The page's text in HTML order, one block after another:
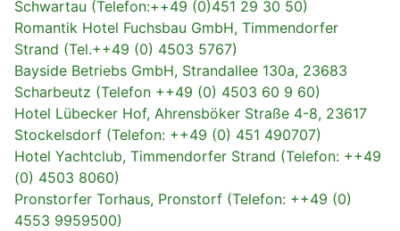
Schwartau (Telefon:++49 (0)451 29 30 50)
Romantik Hotel Fuchsbau GmbH, Timmendorfer
Strand (Tel.++49 (0) 4503 5767)
Bayside Betriebs GmbH, Strandallee 130a, 23683
Scharbeutz (Telefon ++49 (0) 4503 60 9 60)
Hotel Lübecker Hof, Ahrensböker Straße 4-8, 23617
Stockelsdorf (Telefon: ++49 (0) 451 490707)
Hotel Yachtclub, Timmendorfer Strand (Telefon: ++49
(0) 4503 8060)
Pronstorfer Torhaus, Pronstorf (Telefon: ++49 (0)
4553 9959500)